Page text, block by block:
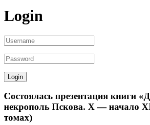
Login
Состоялась презентация книги
некрополь Пскова. X — начало
томах)